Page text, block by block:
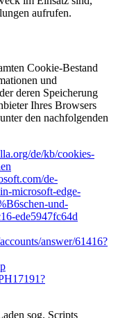
aufrufen.
Cookie-Bestand
und
deren Speicherung
Ihres Browsers
den nachfolgenden
de/kb/cookies-
de-
microsoft-edge-
und-
ede5947fc64d
answer/61416?
sog. Scripts